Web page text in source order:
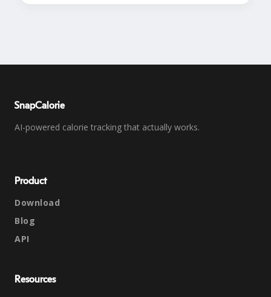
SnapCalorie
AI-powered calorie tracking that actually works.
Product
Download
Blog
API
Resources